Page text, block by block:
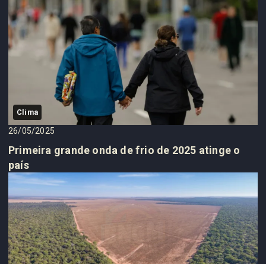
Clima
26/05/2025
Primeira grande onda de frio de 2025 atinge o
país